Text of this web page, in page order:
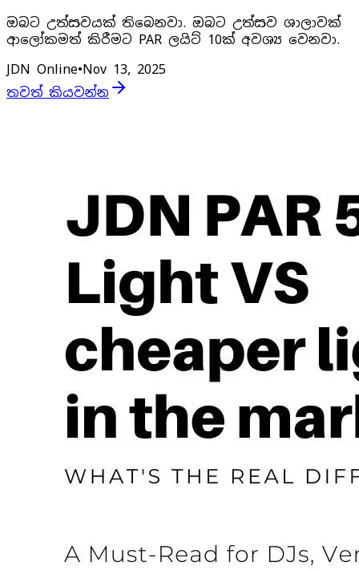
ඔබට උත්සවයක් තිබෙනවා. ඔබට උත්සව ශාලාවක්
ආලෝකමත් කිරීමට PAR ලයිට් 10ක් අවශ්‍ය වෙනවා.
JDN Online•Nov 13, 2025
තවත් කියවන්න